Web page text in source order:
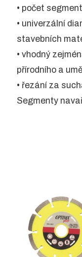
• počet
• univerzální
stavebních
• vhodný
přírodního a
• řezání za
Segmenty